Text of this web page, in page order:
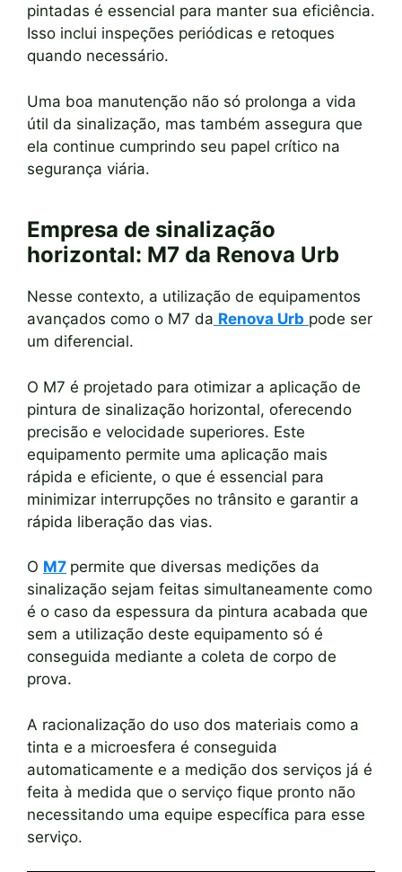
pintadas é essencial para manter sua eficiência.
Isso inclui inspeções periódicas e retoques
quando necessário.
Uma boa manutenção não só prolonga a vida
útil da sinalização, mas também assegura que
ela continue cumprindo seu papel crítico na
segurança viária.
Empresa de sinalização
horizontal: M7 da Renova Urb
Nesse contexto, a utilização de equipamentos
avançados como o M7 da Renova Urb pode ser
um diferencial.
O M7 é projetado para otimizar a aplicação de
pintura de sinalização horizontal, oferecendo
precisão e velocidade superiores. Este
equipamento permite uma aplicação mais
rápida e eficiente, o que é essencial para
minimizar interrupções no trânsito e garantir a
rápida liberação das vias.
O M7 permite que diversas medições da
sinalização sejam feitas simultaneamente como
é o caso da espessura da pintura acabada que
sem a utilização deste equipamento só é
conseguida mediante a coleta de corpo de
prova.
A racionalização do uso dos materiais como a
tinta e a microesfera é conseguida
automaticamente e a medição dos serviços já é
feita à medida que o serviço fique pronto não
necessitando uma equipe específica para esse
serviço.